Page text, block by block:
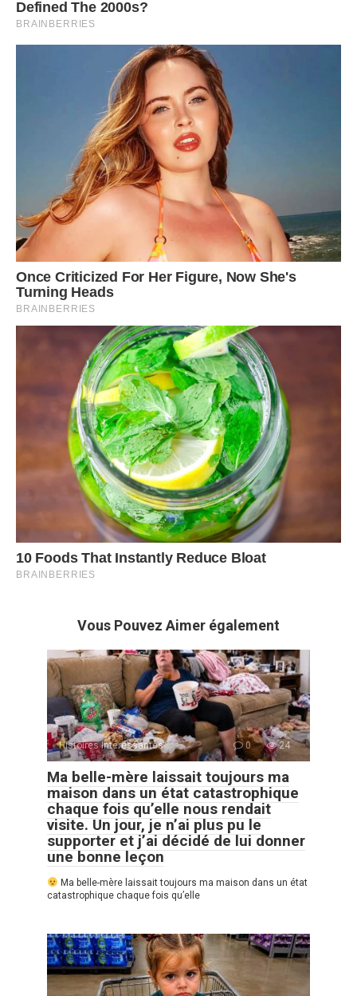
Vous Pouvez Aimer également
Histoires Intéressantes 0 24
Ma belle-mère laissait toujours ma
maison dans un état catastrophique
chaque fois qu’elle nous rendait
visite. Un jour, je n’ai plus pu le
supporter et j’ai décidé de lui donner
une bonne leçon
Ma belle-mère laissait toujours ma maison dans un état
catastrophique chaque fois qu’elle